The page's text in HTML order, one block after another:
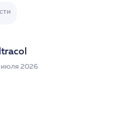
июля 2026